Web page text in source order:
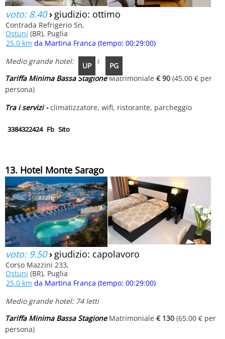
UP PG
voto: 8.40› giudizio: ottimo
Contrada Refrigerio Sn,
Ostuni (BR), Puglia
25.0 km da Martina Franca (tempo: 00:29:00)
Medio grande hotel: 70 letti
Tariffa Minima Bassa StagioneMatrimoniale € 90 (45.00 € per
persona)
Tra i servizi -climatizzatore, wifi, ristorante, parcheggio
3384322424 Fb Sito
13. Hotel Monte Sarago
voto: 9.50› giudizio: capolavoro
Corso Mazzini 233,
Ostuni (BR), Puglia
25.0 km da Martina Franca (tempo: 00:29:00)
Medio grande hotel: 74 letti
Tariffa Minima Bassa StagioneMatrimoniale € 130 (65.00 € per
persona)